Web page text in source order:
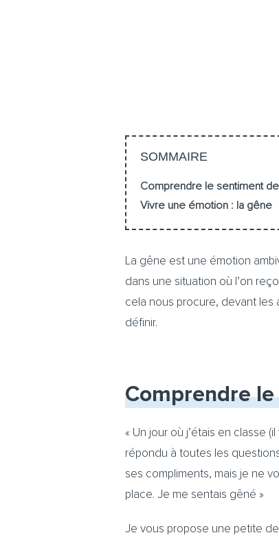
SOMMAIRE
Comprendre le sentiment
Vivre une émotion : la gêne
La gêne est une émotion
dans une situation où l’on
cela nous procure, devant les
définir.
Comprendre
« Un jour où j’étais en classe
répondu à toutes les
ses compliments, mais je ne
place. Je me sentais gêné »
Je vous propose une petite